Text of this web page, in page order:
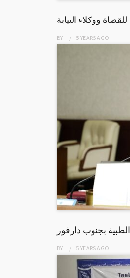
ووكلاء النيابة
BY 5 YEARSAGO
بجنوب دارفور
BY 5 YEARSAGO